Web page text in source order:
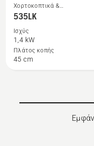
Δείτε
περισσότερες
λεπτομέρειες
για
το
535LK
Χορτοκοπτικά &
Πολυμηχανήματα Combi
535LK
Ισχύς
1,4 kW
Πλάτος κοπής
45 cm